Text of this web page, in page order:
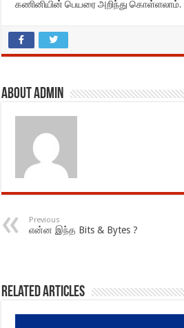
கணினியின் பெயரை அறிந்து கொள்ளலாம்.
About admin
Previous
என்ன இந்த Bits & Bytes ?
Related Articles